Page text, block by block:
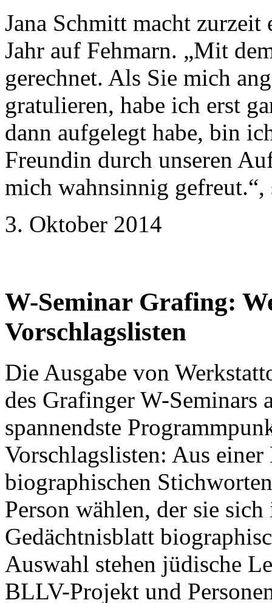
Jana Schmitt macht
Jahr auf Fehmarn. „Mit
gerechnet. Als Sie mich
gratulieren, habe ich erst
dann aufgelegt habe, bin
Freundin durch unseren
mich wahnsinnig
3. Oktober 2014
W-Seminar Grafing:
Vorschlagslisten
Die Ausgabe von
des Grafinger W-Seminars
spannendste
Vorschlagslisten: Aus
biographischen
Person wählen, der sie
Gedächtnisblatt
Auswahl stehen jüdische
BLLV-Projekt und